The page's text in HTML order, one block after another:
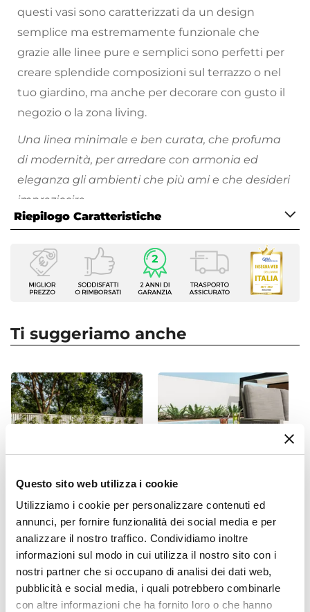
Questo sito web utilizza i cookie
Utilizziamo i cookie per personalizzare contenuti ed
annunci, per fornire funzionalità dei social media e per
analizzare il nostro traffico. Condividiamo inoltre
informazioni sul modo in cui utilizza il nostro sito con i
nostri partner che si occupano di analisi dei dati web,
pubblicità e social media, i quali potrebbero combinarle
con altre informazioni che ha fornito loro o che hanno
questi vasi sono caratterizzati da un design
semplice ma estremamente funzionale che
grazie alle linee pure e semplici sono perfetti per
creare splendide composizioni sul terrazzo o nel
tuo giardino, ma anche per decorare con gusto il
negozio o la zona living.
Una linea minimale e ben curata, che profuma
di modernità, per arredare con armonia ed
eleganza gli ambienti che più ami e che desideri
impreziosire.
Scopri tutti i vasi da giardino disponibili e divertiti
a riempire i tuoi spazi all'aperto di piante e fiori
colorati!
Riepilogo Caratteristiche
Caratteristiche
Tipologia
Vaso
Dimensioni
Altezza
30 cm
Profondità Vaso
Colore
Liscio
Materiale
Polietilene
Installazione
Appoggio
Sottovaso
Ti suggeriamo anche
CODICE:TUL-89
Set pranzo tavolo rotondo
100 cm e 4 sedie impilabili
in polipropilene nero -
Tulipano
CODICE:IK45B-G
Cubo multiuso per esterni
45 h cm in polietilene
bianco - Kubbot